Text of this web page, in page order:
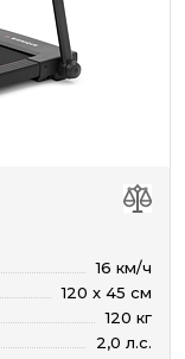
16 км/ч
120 х 45 см
120 кг
2,0 л.с.